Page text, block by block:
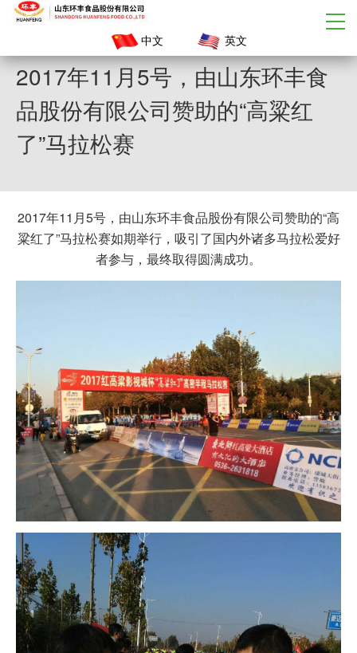
中文 英文
2017年11月5号，由山东环丰食
品股份有限公司赞助的“高粱红
了”马拉松赛
2017年11月5号，由山东环丰食品股份有限公司赞助的“高
粱红了”马拉松赛如期举行，吸引了国内外诸多马拉松爱好
者参与，最终取得圆满成功。